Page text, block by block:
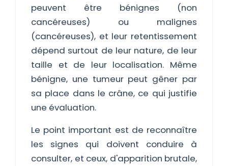
peuvent être bénignes (non
cancéreuses) ou malignes
(cancéreuses), et leur retentissement
dépend surtout de leur nature, de leur
taille et de leur localisation. Même
bénigne, une tumeur peut gêner par
sa place dans le crâne, ce qui justifie
une évaluation.
Le point important est de reconnaître
les signes qui doivent conduire à
consulter, et ceux, d'apparition brutale,